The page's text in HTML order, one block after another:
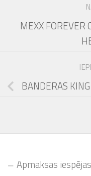
MEXX FOREVER
BANDERAS
Apmaksas iespējas